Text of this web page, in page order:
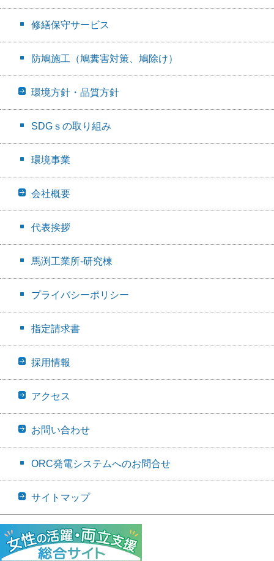
修繕保守サービス
防鳩施工（鳩糞害対策、鳩除け）
環境方針・品質方針
SDGｓの取り組み
環境事業
会社概要
代表挨拶
馬渕工業所-研究棟
プライバシーポリシー
指定請求書
採用情報
アクセス
お問い合わせ
ORC発電システムへのお問合せ
サイトマップ